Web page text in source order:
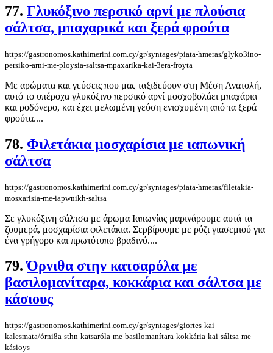
77. Γλυκόξινο περσικό αρνί με πλούσια
σάλτσα, μπαχαρικά και ξερά φρούτα
https://gastronomos.kathimerini.com.cy/gr/syntages/piata-hmeras/glyko3ino-
persiko-arni-me-ploysia-saltsa-mpaxarika-kai-3era-froyta
Με αρώματα και γεύσεις που μας ταξιδεύουν στη Μέση Ανατολή,
αυτό το υπέροχα γλυκόξινο περσικό αρνί μοσχοβολάει μπαχάρια
και ροδόνερο, και έχει μελωμένη γεύση ενισχυμένη από τα ξερά
φρούτα....
78. Φιλετάκια μοσχαρίσια με ιαπωνική
σάλτσα
https://gastronomos.kathimerini.com.cy/gr/syntages/piata-hmeras/filetakia-
mosxarisia-me-iapwnikh-saltsa
Σε γλυκόξινη σάλτσα με άρωμα Ιαπωνίας μαρινάρουμε αυτά τα
ζουμερά, μοσχαρίσια φιλετάκια. Σερβίρουμε με ρύζι γιασεμιού για
ένα γρήγορο και πρωτότυπο βραδινό....
79.Όρνιθα στην κατσαρόλα με
βασιλομανίταρα, κοκκάρια και σάλτσα με
κάσιους
https://gastronomos.kathimerini.com.cy/gr/syntages/giortes-kai-
kalesmata/órni8a-sthn-katsaróla-me-basilomanítara-kokkária-kai-sáltsa-me-
kásioys